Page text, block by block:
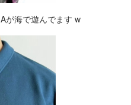
海で遊んでます w